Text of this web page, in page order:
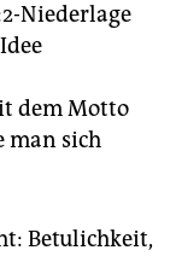
Niederlage
dem Motto
man sich
Betulichkeit,